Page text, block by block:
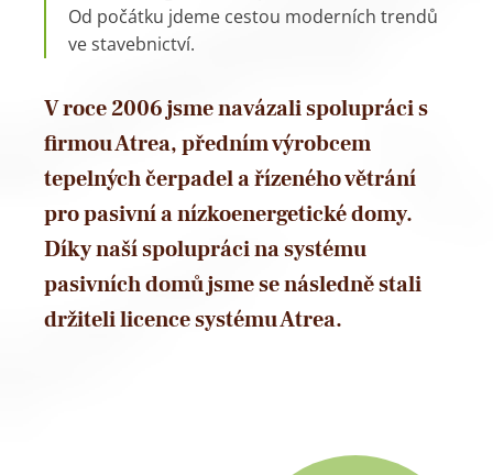
Od počátku jdeme cestou moderních trendů
ve stavebnictví.
V roce 2006 jsme navázali spolupráci s
firmou Atrea, předním výrobcem
tepelných čerpadel a řízeného větrání
pro pasivní a nízkoenergetické domy.
Díky naší spolupráci na systému
pasivních domů jsme se následně stali
držiteli licence systému Atrea.